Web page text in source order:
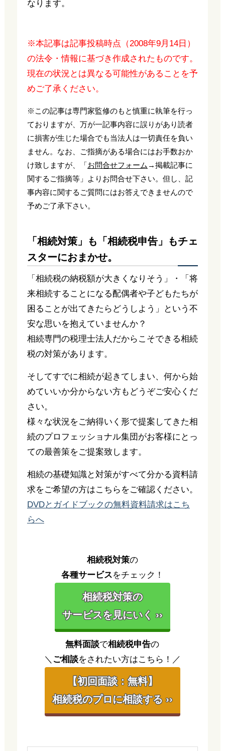
なります。
※本記事は記事投稿時点（2008年9月14日）
の法令・情報に基づき作成されたものです。
現在の状況とは異なる可能性があることを予
めご了承ください。
※この記事は専門家監修のもと慎重に執筆を行っ
ておりますが、万が一記事内容に誤りがあり読者
に損害が生じた場合でも当法人は一切責任を負い
ません。なお、ご指摘がある場合にはお手数おか
け致しますが、「お問合せフォーム →掲載記事に
関するご指摘等」よりお問合せ下さい。但し、記
事内容に関するご質問にはお答えできませんので
予めご了承下さい。
「相続対策」も「相続税申告」もチェ
スターにおまかせ。
「相続税の納税額が大きくなりそう」・「将
来相続することになる配偶者や子どもたちが
困ることが出てきたらどうしよう」という不
安な思いを抱えていませんか？
相続専門の税理士法人だからこそできる相続
税の対策があります。
そしてすでに相続が起きてしまい、何から始
めていいか分からない方もどうぞご安心くだ
さい。
様々な状況をご納得いく形で提案してきた相
続のプロフェッショナル集団がお客様にとっ
ての最善策をご提案致します。
相続の基礎知識と対策がすべて分かる資料請
求をご希望の方はこちらをご確認ください。
DVDとガイドブックの無料資料請求はこち
らへ
相続税対策の
各種サービスをチェック！
相続税対策の
サービスを見にいく ››
無料面談で相続税申告の
＼ ご相談をされたい方はこちら！／
【初回面談：無料】
相続税のプロに相談する ››